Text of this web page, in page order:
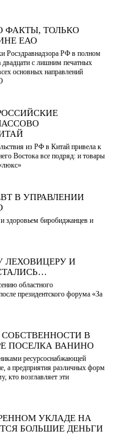
ФАКТЫ, ТОЛЬКО
ЕАО
Росздравнадзора РФ в полном
с лишним печатных
основных направлений
из РФ в Китай привела к
Востока все подряд: и товары
В УПРАВЛЕНИИ
здоровьем биробиджанцев и
ЛЕХОВИЦЕРУ И
областного
президентского форума «За
В
ПОСЕЛКА ВАНИНО
ресурсоснабжающей
а предприятия различных форм
кто возглавляет эти
УКЛАДЕ НА
БОЛЬШИЕ ДЕНЬГИ